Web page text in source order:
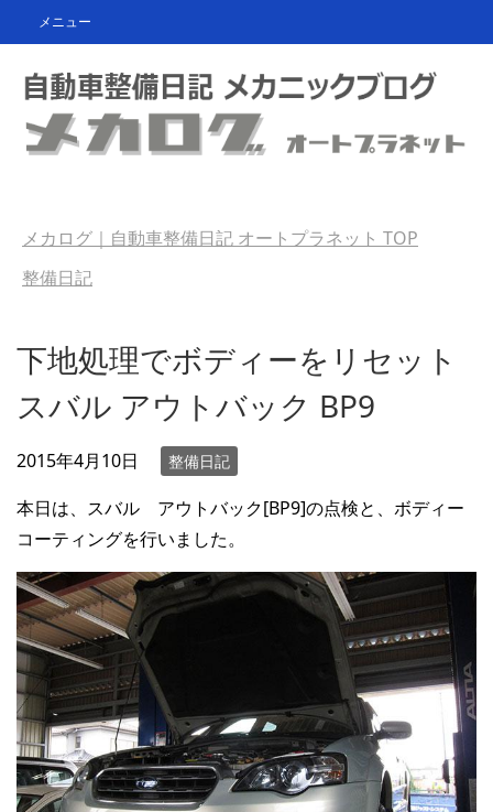
メニュー
メカログ｜自動車整備日記 オートプラネット TOP
整備日記
下地処理でボディーをリセット
スバル アウトバック BP9
2015年4月10日 整備日記
本日は、スバル アウトバック[BP9]の点検と、ボディー
コーティングを行いました。